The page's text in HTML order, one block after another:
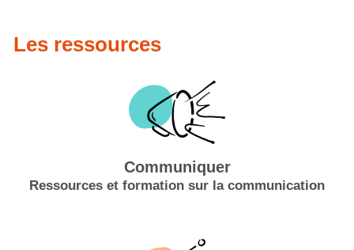
Les ressources
Communiquer
Ressources et formation sur la communication